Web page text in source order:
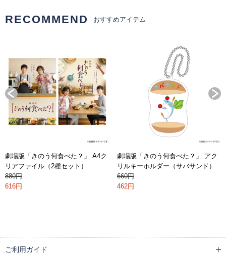
RECOMMEND おすすめアイテム
劇場版「きのう何食べた？」 A4ク
リアファイル（2種セット）
880円
616円
劇場版「きのう何食べた？」 アク
リルキーホルダー（サバサンド）
660円
462円
ご利用ガイド